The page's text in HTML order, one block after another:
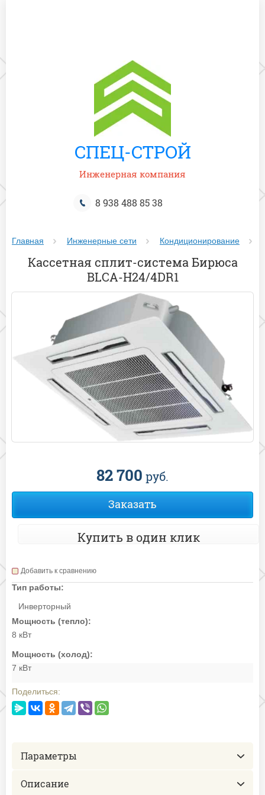
СПЕЦ-СТРОЙ
Инженерная компания
8 938 488 85 38
Главная Инженерные сети Кондиционирование
Кассетная сплит-система Бирюса
BLCA-H24/4DR1
82 700 руб.
Заказать
Купить в один клик
Добавить к сравнению
Тип работы:
Инверторный
Мощность (тепло):
8 кВт
Мощность (холод):
7 кВт
Поделиться:
Параметры
Описание